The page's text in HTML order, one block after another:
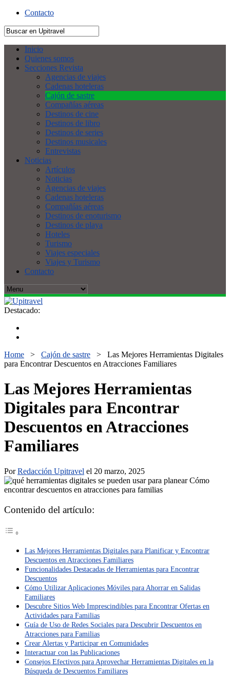
Contacto
Inicio
Quienes somos
Secciones Revista
Agencias de viajes
Cadenas hoteleras
Cajón de sastre
Compañías aéreas
Destinos de cine
Destinos de libro
Destinos de series
Destinos musicales
Entrevistas
Noticias
Artículos
Noticias
Agencias de viajes
Cadenas hoteleras
Compañías aéreas
Destinos de enoturismo
Destinos de playa
Hoteles
Turismo
Viajes especiales
Viajes y Turismo
Contacto
Destacado:
Home > Cajón de sastre > Las Mejores Herramientas Digitales
para Encontrar Descuentos en Atracciones Familiares
Las Mejores Herramientas
Digitales para Encontrar
Descuentos en Atracciones
Familiares
PorRedacción Upitravel el 20 marzo, 2025
Contenido del artículo:
Las Mejores Herramientas Digitales para Planificar y Encontrar
Descuentos en Atracciones Familiares
Funcionalidades Destacadas de Herramientas para Encontrar
Descuentos
Cómo Utilizar Aplicaciones Móviles para Ahorrar en Salidas
Familiares
Descubre Sitios Web Imprescindibles para Encontrar Ofertas en
Actividades para Familias
Guía de Uso de Redes Sociales para Descubrir Descuentos en
Atracciones para Familias
Crear Alertas y Participar en Comunidades
Interactuar con las Publicaciones
Consejos Efectivos para Aprovechar Herramientas Digitales en la
Búsqueda de Descuentos Familiares